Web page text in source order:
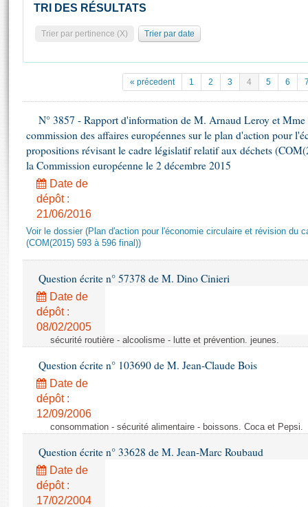
Pétitions
Documents parlementaires
Propositions de loi
Amendements
Textes adoptés
Rapports d'information
Rapports d'enquête
Rapports sur l'application des lois
Dossiers législatifs
Budget et sécurité sociale
Questions écrites et orales
Comptes rendus des débats
Statistiques et chiffres clés
Transparence et déontologie
Histoire
Juniors
Anciennes législatures
Liens vers les sites publics
Photos libres de droit
TRI DES RÉSULTATS
Trier par pertinence (X) Trier par date
« précedent 1 2 3 4 5 6
N° 3857 - Rapport d'information de M. Arnaud Leroy et Mme
commission des affaires européennes sur le plan d'action pour
propositions révisant le cadre législatif relatif aux déchets
la Commission européenne le 2 décembre 2015
Date de
dépôt :
21/06/2016
Voir le dossier (Plan d'action pour l'économie circulaire et révision du
(COM(2015) 593 à 596 final))
Question écrite n° 57378 de M. Dino Cinieri
Date de
dépôt :
08/02/2005
sécurité routière - alcoolisme - lutte et prévention. jeunes.
Question écrite n° 103690 de M. Jean-Claude Bois
Date de
dépôt :
12/09/2006
consommation - sécurité alimentaire - boissons. Coca et Pepsi.
Question écrite n° 33628 de M. Jean-Marc Roubaud
Date de
dépôt :
17/02/2004